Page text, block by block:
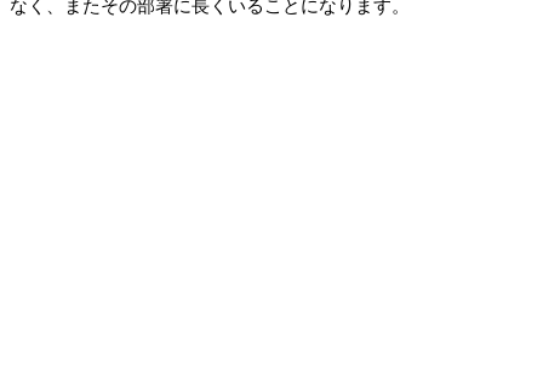
なく、またその部署に長くいることになります。